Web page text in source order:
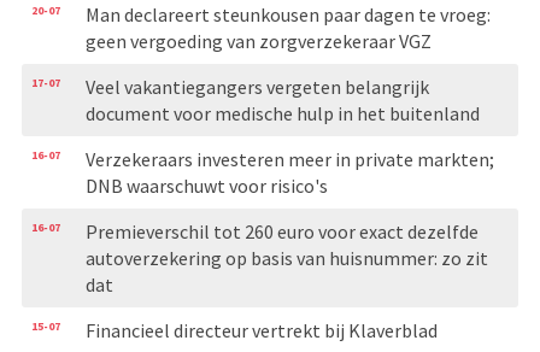
20-07
Man declareert steunkousen paar dagen te vroeg:
geen vergoeding van zorgverzekeraar VGZ
17-07
Veel vakantiegangers vergeten belangrijk
document voor medische hulp in het buitenland
16-07
Verzekeraars investeren meer in private markten;
DNB waarschuwt voor risico's
16-07
Premieverschil tot 260 euro voor exact dezelfde
autoverzekering op basis van huisnummer: zo zit
dat
15-07 Financieel directeur vertrekt bij Klaverblad